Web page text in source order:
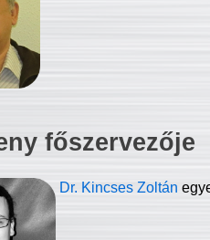
főszervezője
Dr. Kincses Zoltán